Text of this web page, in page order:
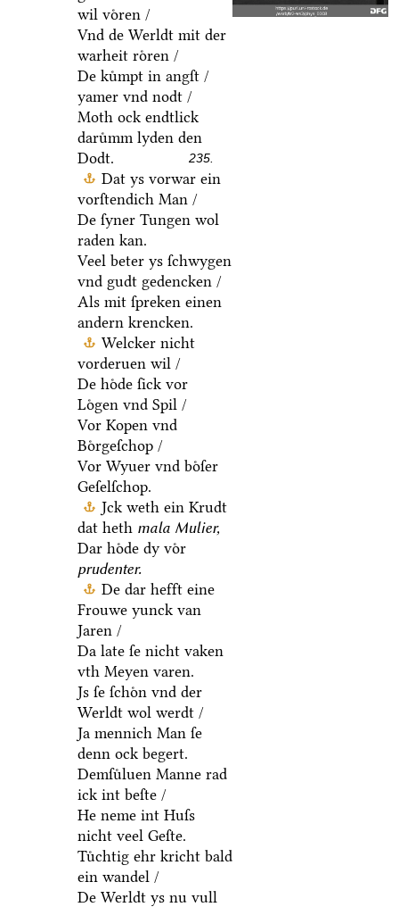
wil voͤren /
Vnd de Werldt mit der
warheit roͤren /
De kuͤmpt in angſt /
yamer vnd nodt /
Moth ock endtlick
daruͤmm lyden den
Dodt.
235.
Dat ys vorwar ein
vorſtendich Man /
De ſyner Tungen wol
raden kan.
Veel beter ys ſchwygen
vnd gudt gedencken /
Als mit ſpreken einen
andern krencken.
Welcker nicht
vorderuen wil /
De hoͤde ſick vor
Loͤgen vnd Spil /
Vor Kopen vnd
Boͤrgeſchop /
Vor Wyuer vnd boͤſer
Geſelſchop.
Jck weth ein Krudt
dat heth mala Mulier,
Dar hoͤde dy voͤr
prudenter.
De dar hefft eine
Frouwe yunck van
Jaren /
Da late ſe nicht vaken
vth Meyen varen.
Js ſe ſchoͤn vnd der
Werldt wol werdt /
Ja mennich Man ſe
denn ock begert.
Demſuͤluen Manne rad
ick int beſte /
He neme int Huſs
nicht veel Geſte.
Tuͤchtig ehr kricht bald
ein wandel /
De Werldt ys nu vull